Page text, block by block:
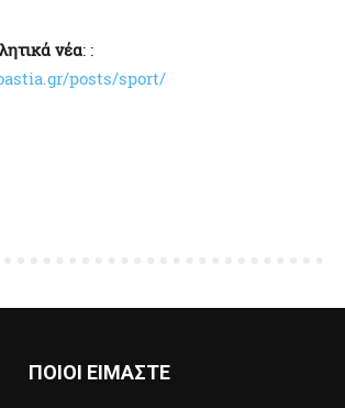
νέα: :
posts/sport/
ΠΟΙΟΙ ΕΙΜΑΣΤΕ